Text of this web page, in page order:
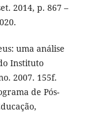
2014, p. 867 –
uma análise
Instituto
2007. 155f.
de Pós-